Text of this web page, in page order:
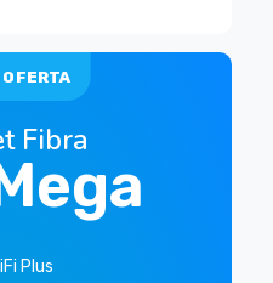
Fibra
Plus